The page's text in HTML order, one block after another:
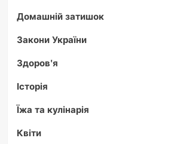
Домашній затишок
Закони України
Здоров'я
Історія
Їжа та кулінарія
Квіти